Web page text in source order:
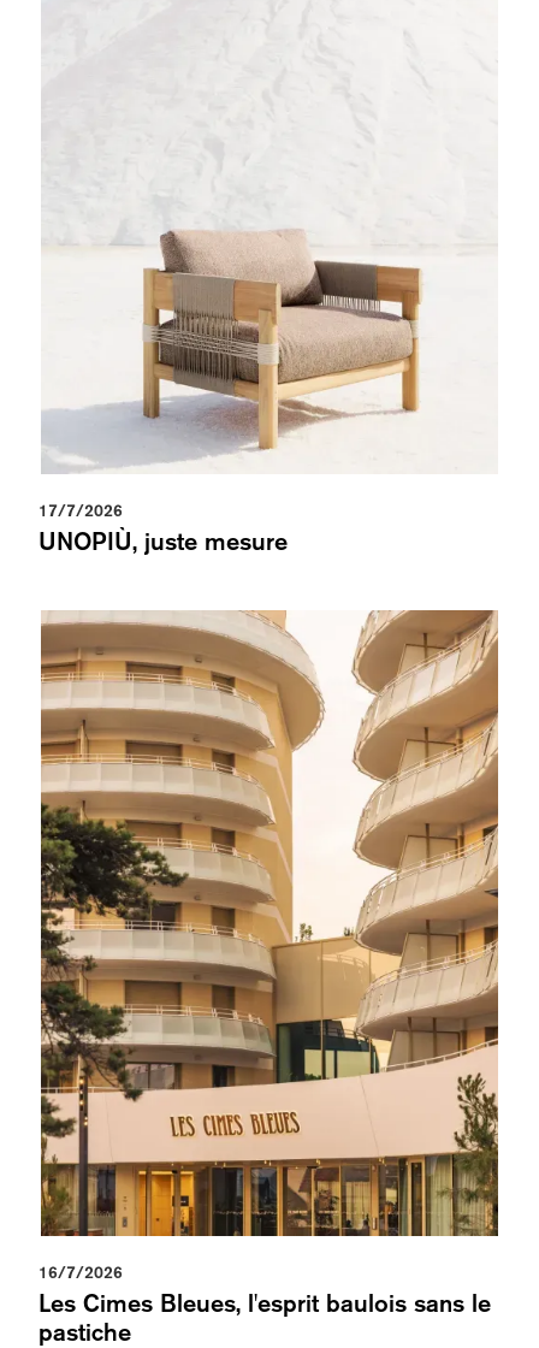
17/7/2026
UNOPIÙ, juste mesure
16/7/2026
Les Cimes Bleues, l'esprit baulois sans le
pastiche